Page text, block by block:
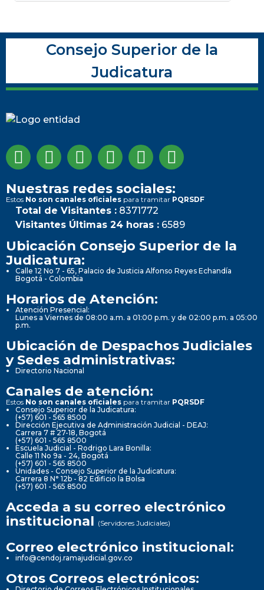
Consejo Superior de la
Judicatura
Nuestras redes sociales:
Estos No son canales oficiales para tramitar PQRSDF
Total de Visitantes : 8371772
Visitantes Últimas 24 horas : 6589
Ubicación Consejo Superior de la
Judicatura:
Calle 12 No 7 - 65, Palacio de Justicia Alfonso Reyes Echandía
Bogotá - Colombia
Horarios de Atención:
Atención Presencial:
Lunes a Viernes de 08:00 a.m. a 01:00 p.m. y de 02:00 p.m. a 05:00
p.m.
Ubicación de Despachos Judiciales
y Sedes administrativas:
Directorio Nacional
Canales de atención:
Estos No son canales oficiales para tramitar PQRSDF
Consejo Superior de la Judicatura:
(+57) 601 - 565 8500
Dirección Ejecutiva de Administración Judicial - DEAJ:
Carrera 7 # 27-18, Bogotá
(+57) 601 - 565 8500
Escuela Judicial - Rodrigo Lara Bonilla:
Calle 11 No 9a - 24, Bogotá
(+57) 601 - 565 8500
Unidades - Consejo Superior de la Judicatura:
Carrera 8 N° 12b - 82 Edificio la Bolsa
(+57) 601 - 565 8500
Acceda a su correo electrónico
institucional (Servidores Judiciales)
Correo electrónico institucional:
info@cendoj.ramajudicial.gov.co
Otros Correos electrónicos: